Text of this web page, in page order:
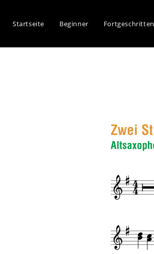
Startseite Beginner Fortgeschritten